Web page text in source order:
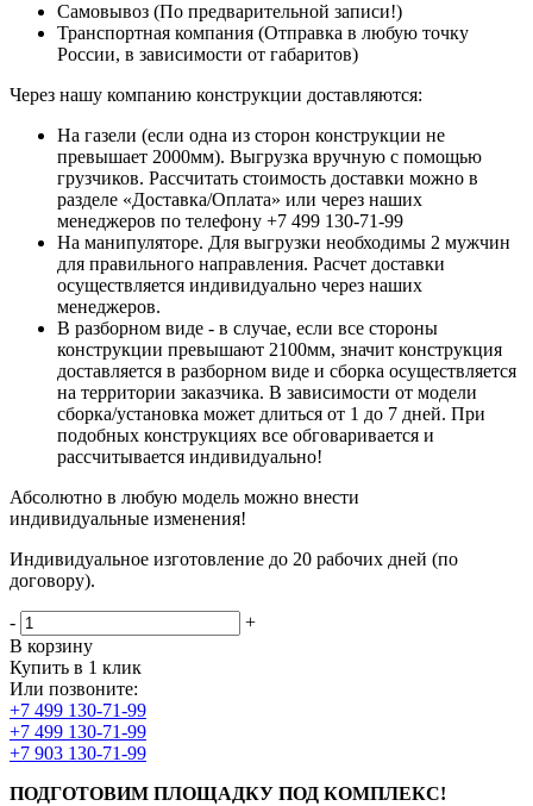
Самовывоз (По предварительной записи!)
Транспортная компания (Отправка в любую точку
России, в зависимости от габаритов)
Через нашу компанию конструкции доставляются:
На газели (если одна из сторон конструкции не
превышает 2000мм). Выгрузка вручную с помощью
грузчиков. Рассчитать стоимость доставки можно в
разделе «Доставка/Оплата» или через наших
менеджеров по телефону +7 499 130-71-99
На манипуляторе. Для выгрузки необходимы 2 мужчин
для правильного направления. Расчет доставки
осуществляется индивидуально через наших
менеджеров.
В разборном виде - в случае, если все стороны
конструкции превышают 2100мм, значит конструкция
доставляется в разборном виде и сборка осуществляется
на территории заказчика. В зависимости от модели
сборка/установка может длиться от 1 до 7 дней. При
подобных конструкциях все обговаривается и
рассчитывается индивидуально!
Абсолютно в любую модель можно внести
индивидуальные изменения!
Индивидуальное изготовление до 20 рабочих дней (по
договору).
-
+
В корзину
Купить в 1 клик
Или позвоните:
+7 499 130-71-99
+7 499 130-71-99
+7 903 130-71-99
ПОДГОТОВИМ ПЛОЩАДКУ ПОД КОМПЛЕКС!